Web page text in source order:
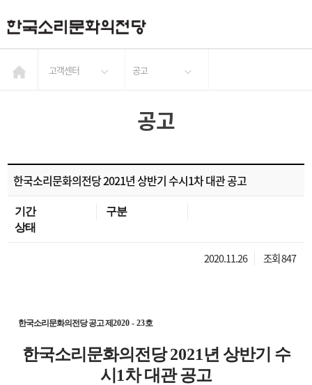
고객센터 공고
공고
한국소리문화의전당 2021년 상반기 수시1차 대관 공고
기간
구분
상태
2020.11.26 조회 847
한국소리문화의전당 공고 제2020 - 23호
한국소리문화의전당2021년 상반기 수
시 1차 대관 공고